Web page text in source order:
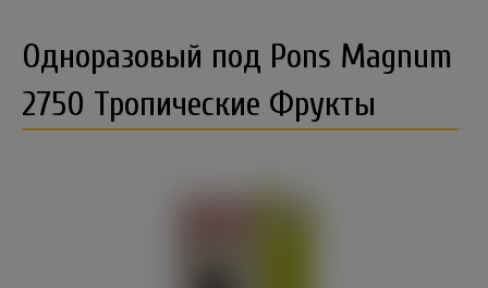
Одноразовый под Pons Magnum
2750 Тропические Фрукты